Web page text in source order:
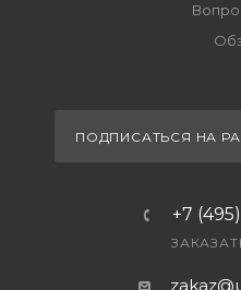
ПОДПИСАТЬСЯ НА
+7